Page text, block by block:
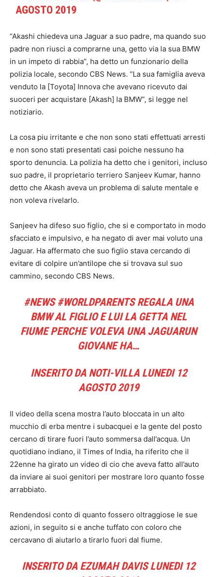
AGOSTO 2019
“Akashi chiedeva una Jaguar a suo padre, ma quando suo
padre non riusci a comprarne una, getto via la sua BMW
in un impeto di rabbia”, ha detto un funzionario della
polizia locale, secondo CBS News. “La sua famiglia aveva
venduto la [Toyota] Innova che avevano ricevuto dai
suoceri per acquistare [Akash] la BMW”, si legge nel
notiziario.
La cosa piu irritante e che non sono stati effettuati arresti
e non sono stati presentati casi poiche nessuno ha
sporto denuncia. La polizia ha detto che i genitori, incluso
suo padre, il proprietario terriero Sanjeev Kumar, hanno
detto che Akash aveva un problema di salute mentale e
non voleva rivelarlo.
Sanjeev ha difeso suo figlio, che si e comportato in modo
sfacciato e impulsivo, e ha negato di aver mai voluto una
Jaguar. Ha affermato che suo figlio stava cercando di
evitare di colpire un’antilope che si trovava sul suo
cammino, secondo CBS News.
#NEWS #WORLDPARENTS REGALA UNA
BMW AL FIGLIO E LUI LA GETTA NEL
FIUME PERCHE VOLEVA UNA JAGUARUN
GIOVANE HA…
INSERITO DA NOTI-VILLA LUNEDI 12
AGOSTO 2019
Il video della scena mostra l’auto bloccata in un alto
mucchio di erba mentre i subacquei e la gente del posto
cercano di tirare fuori l’auto sommersa dall’acqua. Un
quotidiano indiano, il Times of India, ha riferito che il
22enne ha girato un video di cio che aveva fatto all’auto
da inviare ai suoi genitori per mostrare loro quanto fosse
arrabbiato.
Rendendosi conto di quanto fossero oltraggiose le sue
azioni, in seguito si e anche tuffato con coloro che
cercavano di aiutarlo a tirarlo fuori dal fiume.
INSERITO DA EZUMAH DAVIS LUNEDI 12